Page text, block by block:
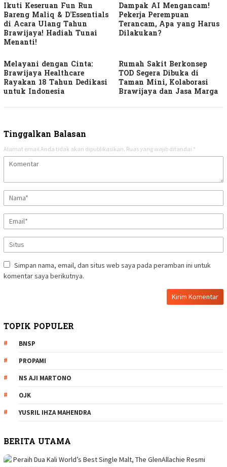
Ikuti Keseruan Fun Run
Bareng Maliq & D’Essentials
di Acara Ulang Tahun
Brawijaya! Hadiah Tunai
Menanti!
Dampak AI Mengancam!
Pekerja Perempuan
Terancam, Apa yang Harus
Dilakukan?
Melayani dengan Cinta:
Brawijaya Healthcare
Rayakan 18 Tahun Dedikasi
untuk Indonesia
Rumah Sakit Berkonsep
TOD Segera Dibuka di
Taman Mini, Kolaborasi
Brawijaya dan Jasa Marga
Tinggalkan Balasan
Alamat email Anda tidak akan dipublikasikan. Ruas yang wajib ditandai *
Simpan nama, email, dan situs web saya pada peramban ini untuk
komentar saya berikutnya.
TOPIK POPULER
BNSP
PROPAMI
NS AJI MARTONO
OJK
YUSRIL IHZA MAHENDRA
BERITA UTAMA